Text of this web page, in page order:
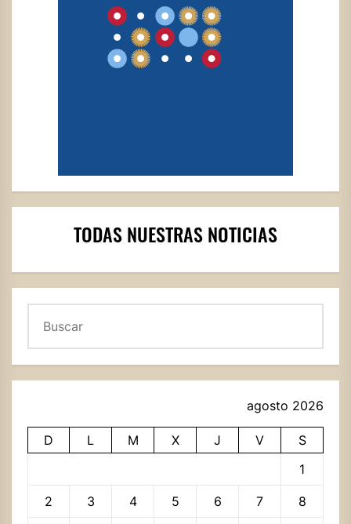
TODAS NUESTRAS NOTICIAS
agosto 2026
D L M X J V
S
1
2 3 4 5 6 7 8